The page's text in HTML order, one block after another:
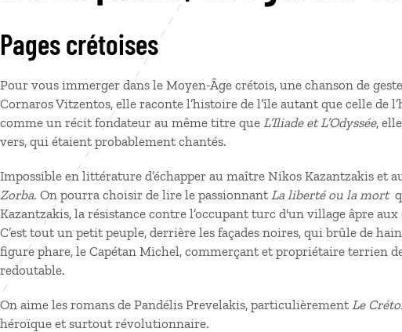
Pages crétoises
Pour vous immerger dans le Moyen-Âge crétois, une chanson de
Cornaros Vitzentos, elle raconte l’histoire de l’île autant que celle de
comme un récit fondateur au même titre que L’Iliade et L’Odyssée,
vers, qui étaient probablement chantés.
Impossible en littérature d’échapper au maître Nikos Kazantzakis et
Zorba. On pourra choisir de lire le passionnant La liberté ou la mort
Kazantzakis, la résistance contre l’occupant turc d'un village âpre aux
C’est tout un petit peuple, derrière les façades noires, qui brûle de
figure phare, le Capétan Michel, commerçant et propriétaire terrien
redoutable.
On aime les romans de Pandélis Prevelakis, particulièrement Le
héroïque et surtout révolutionnaire.